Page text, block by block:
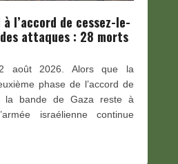
à l’accord de cessez-le-
attaques : 28 morts
2 août 2026. Alors que la
phase de l’accord de
la bande de Gaza reste à
israélienne continue